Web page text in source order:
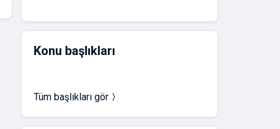
Konu başlıkları
Tüm başlıkları gör